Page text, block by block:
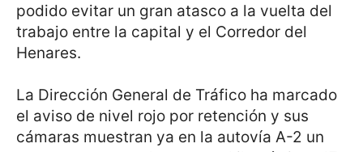
podido evitar un gran atasco a la vuelta del
trabajo entre la capital y el Corredor del
Henares.
La Dirección General de Tráfico ha marcado
el aviso de nivel rojo por retención y sus
cámaras muestran ya en la autovía A-2 un